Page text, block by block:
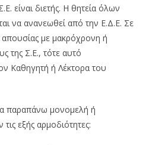
είναι διετής. Η θητεία όλων
να ανανεωθεί από την Ε.Δ.Ε. Σε
με μακρόχρονη ή
της Σ.Ε., τότε αυτό
Καθηγητή ή Λέκτορα του
παραπάνω μονομελή ή
εξής αρμοδιότητες: